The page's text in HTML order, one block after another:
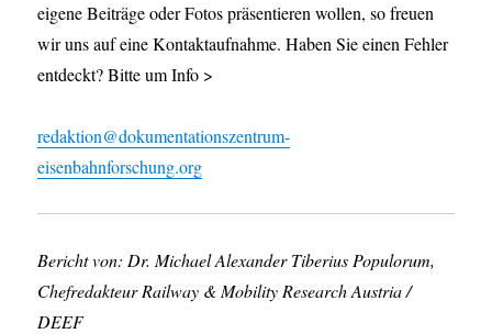
eigene Beiträge oder Fotos präsentieren wollen, so freuen
wir uns auf eine Kontaktaufnahme. Haben Sie einen Fehler
entdeckt? Bitte um Info >
redaktion@dokumentationszentrum-
eisenbahnforschung.org
Bericht von: Dr. Michael Alexander Tiberius Populorum,
Chefredakteur Railway & Mobility Research Austria /
DEEF